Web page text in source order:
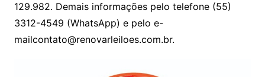
129.982. Demais informações pelo telefone (55)
3312-4549 (WhatsApp) e pelo e-
mailcontato@renovarleiloes.com.br.